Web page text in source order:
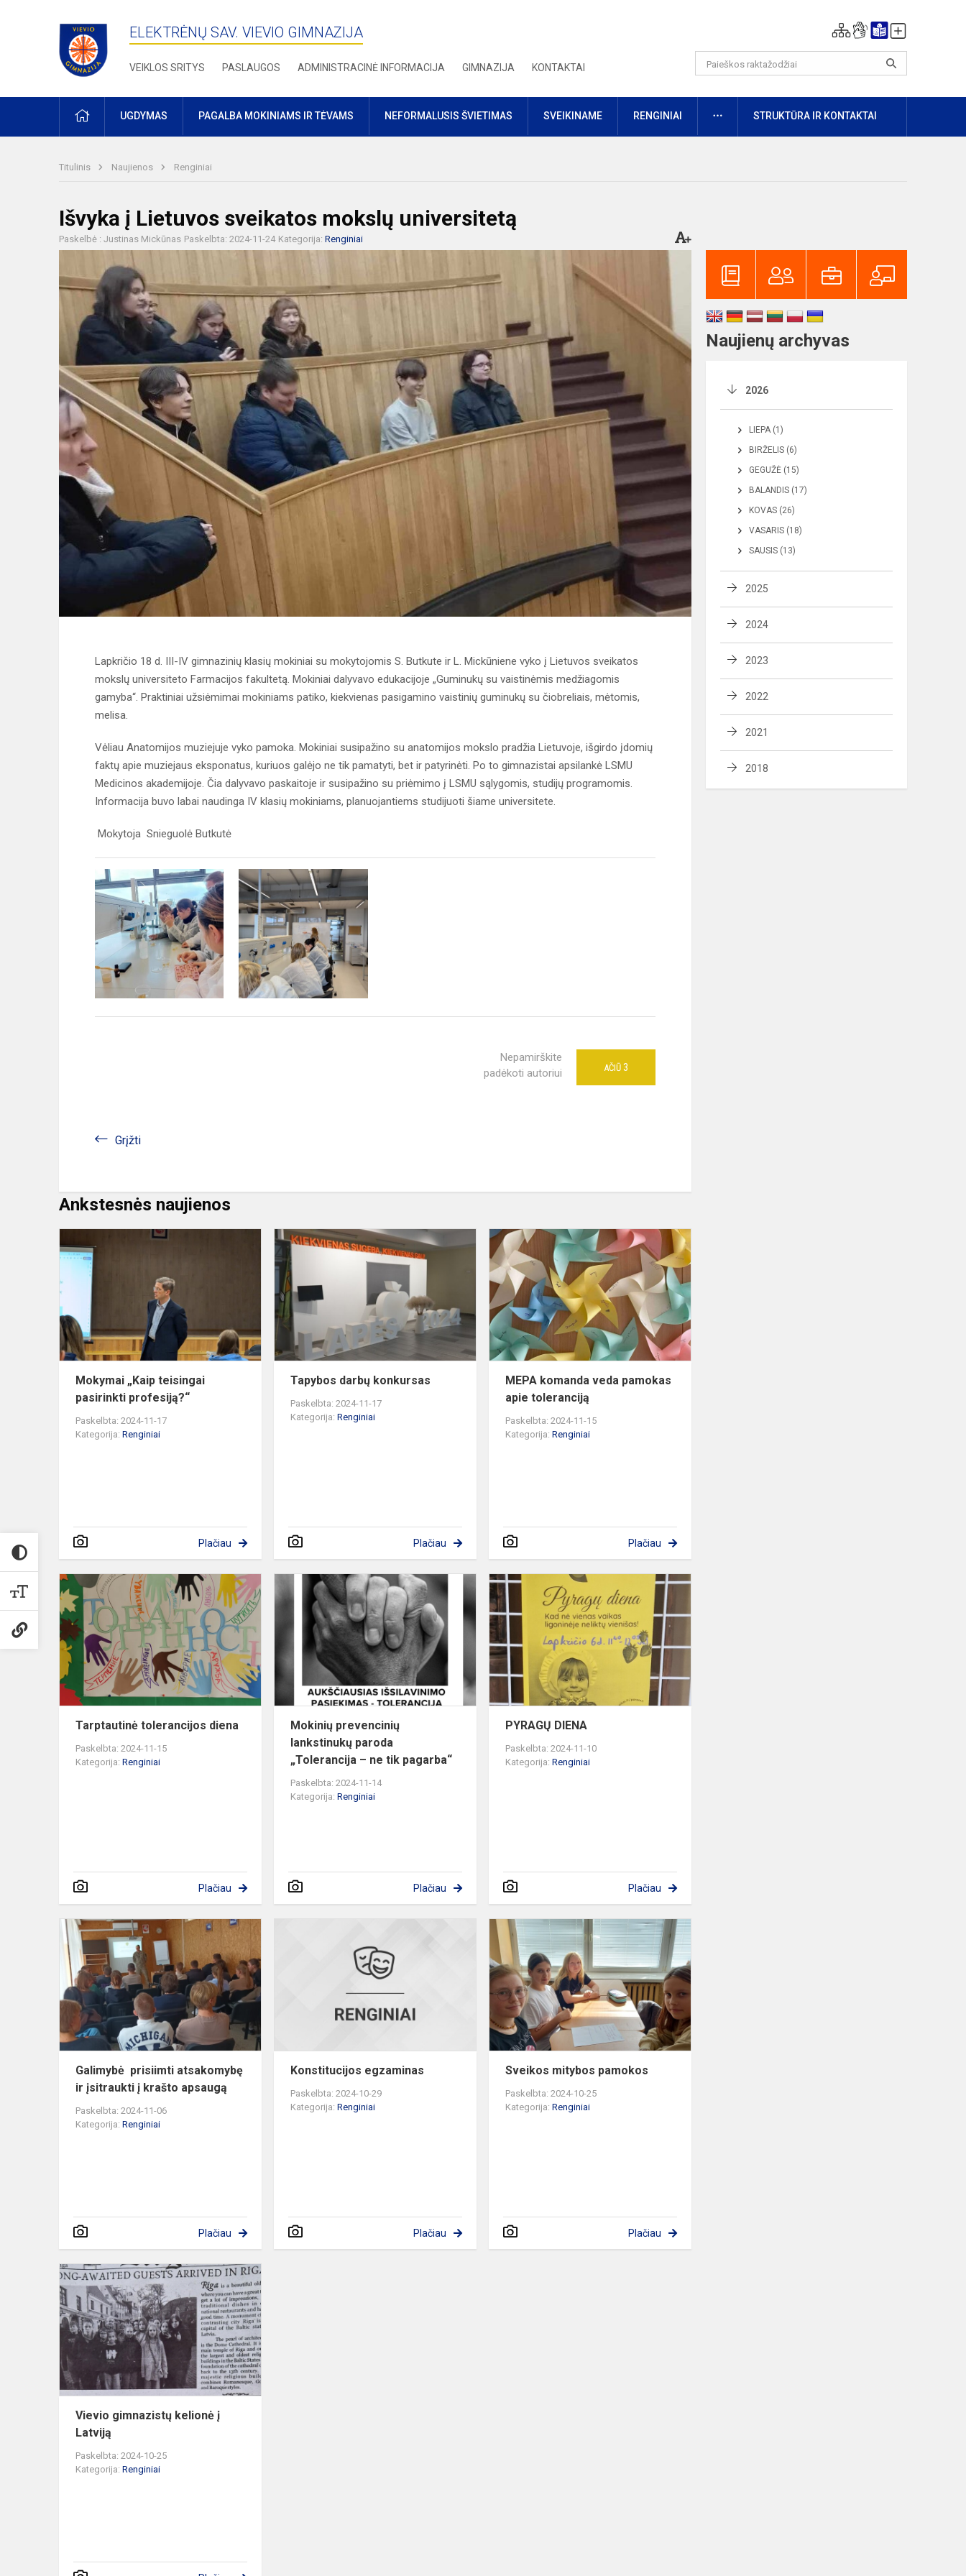
ELEKTRĖNŲ SAV. VIEVIO GIMNAZIJA
VEIKLOS SRITYS PASLAUGOS ADMINISTRACINĖ INFORMACIJA GIMNAZIJA KONTAKTAI
PRADŽIAUGDYMAS PAGALBA MOKINIAMS IR TĖVAMS NEFORMALUSIS ŠVIETIMAS SVEIKINAME RENGINIAI DAUGIAUSTRUKTŪRA IR KONTAKTAI
Titulinis Naujienos Renginiai
Išvyka į Lietuvos sveikatos mokslų universitetą
Paskelbė : Justinas Mickūnas Paskelbta: 2024-11-24 Kategorija: Renginiai
Lapkričio 18 d. III-IV gimnazinių klasių mokiniai su mokytojomis S. Butkute ir L. Mickūniene vyko į Lietuvos sveikatos
mokslų universiteto Farmacijos fakultetą. Mokiniai dalyvavo edukacijoje „Guminukų su vaistinėmis medžiagomis
gamyba“. Praktiniai užsiėmimai mokiniams patiko, kiekvienas pasigamino vaistinių guminukų su čiobreliais, mėtomis,
melisa.
Vėliau Anatomijos muziejuje vyko pamoka. Mokiniai susipažino su anatomijos mokslo pradžia Lietuvoje, išgirdo įdomių
faktų apie muziejaus eksponatus, kuriuos galėjo ne tik pamatyti, bet ir patyrinėti. Po to gimnazistai apsilankė LSMU
Medicinos akademijoje. Čia dalyvavo paskaitoje ir susipažino su priėmimo į LSMU sąlygomis, studijų programomis.
Informacija buvo labai naudinga IV klasių mokiniams, planuojantiems studijuoti šiame universitete.
Mokytoja Snieguolė Butkutė
Nepamirškite
padėkoti autoriui
AČIŪ 3
Grįžti
Ankstesnės naujienos
Mokymai
„Kaip
teisingai
pasirinkti
profesiją?“
Mokymai „Kaip teisingai
pasirinkti profesiją?“
Paskelbta: 2024-11-17
Kategorija: Renginiai
Plačiau
Tapybos
darbų
konkursas
Tapybos darbų konkursas
Paskelbta: 2024-11-17
Kategorija:Renginiai
Plačiau
komanda
pamokas
apie
toleranciją
MEPA komanda veda pamokas
apie toleranciją
Paskelbta: 2024-11-15
Kategorija:Renginiai
Plačiau
Tarptautinė
tolerancijos
Tarptautinė tolerancijos diena
Paskelbta: 2024-11-15
Kategorija: Renginiai
Plačiau
Mokinių
prevencinių
lankstinukų
paroda
„Tolerancija
ne
Mokinių prevencinių
lankstinukų paroda
„Tolerancija – ne tik pagarba“
Paskelbta: 2024-11-14
Kategorija:Renginiai
Plačiau
PYRAGŲ
PYRAGŲ DIENA
Paskelbta: 2024-11-10
Kategorija:Renginiai
Plačiau
atsakomybę
įsitraukti
apsau...
Galimybė prisiimti atsakomybę
ir įsitraukti į krašto apsaugą
Paskelbta: 2024-11-06
Kategorija: Renginiai
Plačiau
Konstitucijos
egzaminas
Konstitucijos egzaminas
Paskelbta: 2024-10-29
Kategorija:Renginiai
Plačiau
Sveikos
mitybos
pamokos
Sveikos mitybos pamokos
Paskelbta: 2024-10-25
Kategorija:Renginiai
Plačiau
Vievio
gimnazistų
kelionė
į
Latviją
Vievio gimnazistų kelionė į
Latviją
Paskelbta: 2024-10-25
Kategorija: Renginiai
Naujienų archyvas
2026
LIEPA (1)
BIRŽELIS (6)
GEGUŽĖ (15)
BALANDIS (17)
KOVAS (26)
VASARIS (18)
SAUSIS (13)
2025
2024
2023
2022
2021
2018